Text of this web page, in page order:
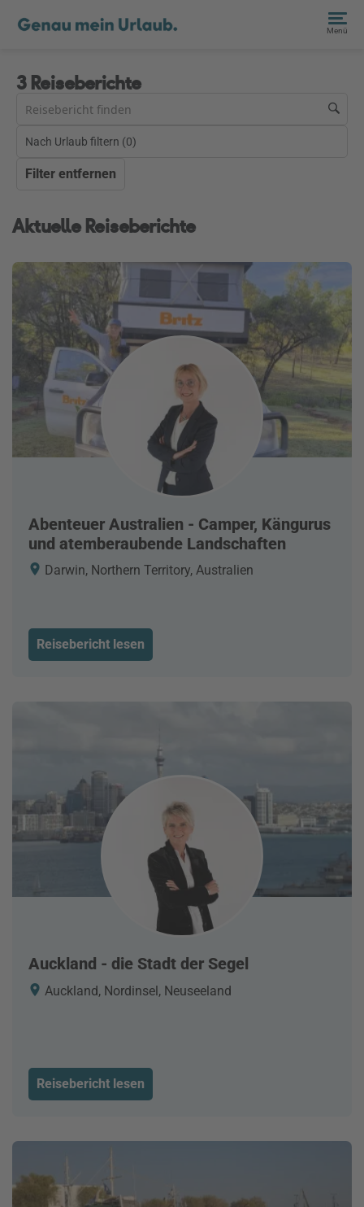
Menü
3 Reiseberichte
Nach Urlaub filtern (0)
Filter entfernen
Aktuelle Reiseberichte
Abenteuer Australien - Camper, Kängurus
und atemberaubende Landschaften
Darwin, Northern Territory, Australien
Reisebericht lesen
Auckland - die Stadt der Segel
Auckland, Nordinsel, Neuseeland
Reisebericht lesen